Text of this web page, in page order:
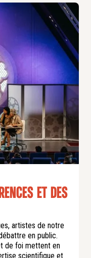
et des
artistes de notre
en public.
de foi mettent en
scientifique et